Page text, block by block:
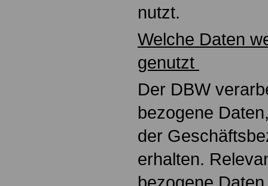
nutzt.
Welche Daten
genutzt
Der DBW
bezogene
der
erhalten.